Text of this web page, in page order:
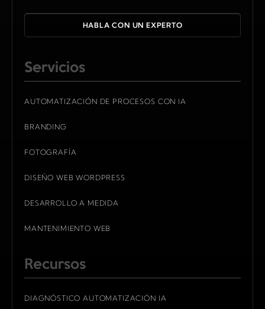
HABLA CON UN EXPERTO
Servicios
AUTOMATIZACIÓN DE PROCESOS CON IA
BRANDING
FOTOGRAFÍA
DISEÑO WEB WORDPRESS
DESARROLLO A MEDIDA
MANTENIMIENTO WEB
Recursos
DIAGNÓSTICO AUTOMATIZACIÓN IA